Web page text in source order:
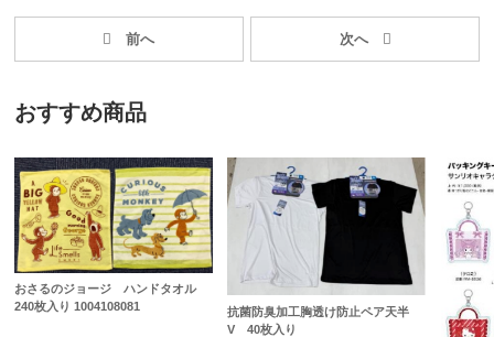
おすすめ商品
おさるのジョージ ハンドタオル
240枚入り 1004108081
抗菌防臭加工胸透け防止ペア天半
V 40枚入り